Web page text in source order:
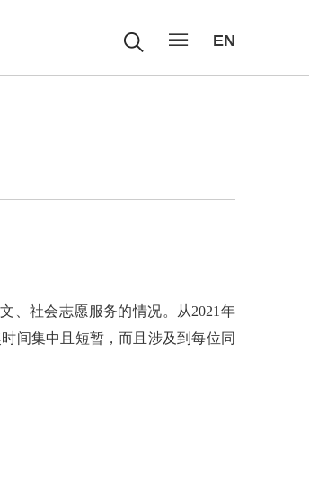
EN
、社会志愿服务的情况。从2021 年
间集中且短暂，而且涉及到每位同